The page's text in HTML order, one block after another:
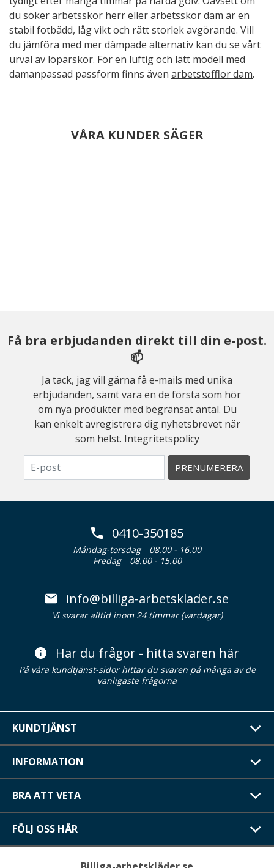
du söker arbetsskor herr eller arbetsskor dam är en
stabil fotbädd, låg vikt och rätt storlek avgörande. Vill
du jämföra med mer dämpade alternativ kan du se vårt
urval av löparskor. För en luftig och lätt modell med
damanpassad passform finns även arbetstofflor dam.
VÅRA KUNDER SÄGER
Få bra erbjudanden direkt till din e-post.
📫
Ja tack, jag vill gärna få e-mails med unika
erbjudanden, samt vara en de första som hör
om nya produkter med begränsat antal. Du
kan enkelt avregistrera dig nyhetsbrevet när
som helst. Integritetspolicy
PRENUMERERA
0410-350185
Måndag-torsdag
08.00 - 16.00
Fredag
08.00 - 15.00
info@billiga-arbetsklader.se
Vi svarar alltid inom 24 timmar (vardagar)
Har du frågor - hitta svaren här
På våra kundtjänst-sidor hittar du svaren på många av de
vanligaste frågorna
KUNDTJÄNST
INFORMATION
BRA ATT VETA
FÖLJ OSS HÄR